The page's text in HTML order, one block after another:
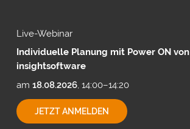
Live-Webinar
Individuelle Planung mit Power ON von
insightsoftware
am 18.08.2026, 14:00–14:20
JETZT ANMELDENINDIVIDUELLE
PLANUNG